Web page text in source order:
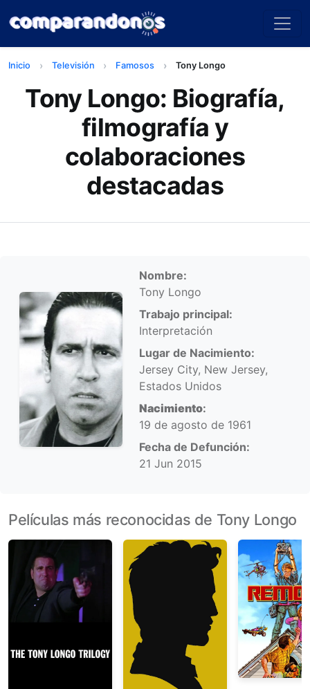
Inicio Televisión Famosos Tony Longo
Tony Longo: Biografía,
filmografía y
colaboraciones
destacadas
Información personal
Nombre:
Tony Longo
Trabajo principal:
Interpretación
Lugar de Nacimiento:
Jersey City, New Jersey,
Estados Unidos
Nacimiento:
19 de agosto de 1961
Fecha de Defunción:
21 Jun 2015
Películas más reconocidas de Tony Longo